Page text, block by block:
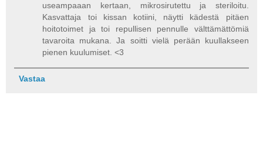
useampaaan kertaan, mikrosirutettu ja steriloitu.
Kasvattaja toi kissan kotiini, näytti kädestä pitäen
hoitotoimet ja toi repullisen pennulle välttämättömiä
tavaroita mukana. Ja soitti vielä perään kuullakseen
pienen kuulumiset. <3
Vastaa